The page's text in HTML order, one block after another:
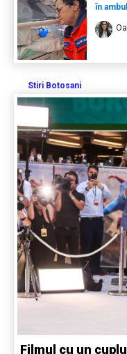
în
Stiri Botosani
Filmul cu un